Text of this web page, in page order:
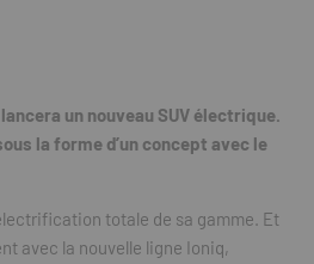
un nouveau SUV électrique.
la forme d’un concept avec le
totale de sa gamme. Et
avec la nouvelle ligne Ioniq,